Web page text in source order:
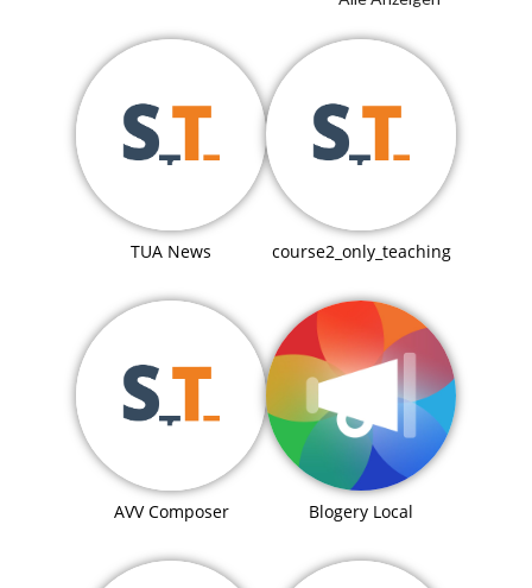
TUA News course2_only_teaching
AVV Composer Blogery Local